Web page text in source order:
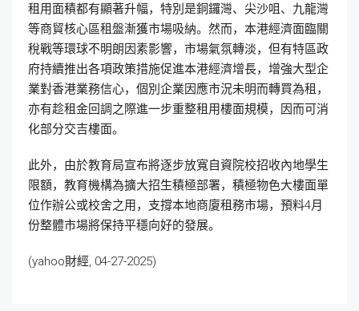
租用面積都有顯著升幅，特別是銅鑼灣、尖沙咀、九龍灣
等商貿核心區租盤漸獲市場吸納。然而，本港經濟面臨關
稅戰等環球不明朗因素影響，市場氣氛轉淡，但有特區政
府持續推出各項政策措施促進本港經濟增長，增強大型企
業對香港業務信心，個別企業因應市況未明而轉買為租，
亦有趁租金回調之際進一步重整租用樓面規模，因而可消
化部分交吉樓面。
此外，由於教育局宣布將逐步放寬自資院校招收內地學生
限額，教育機構為擴大招生積極部署，積極物色大樓面單
位作辦公或校舍之用，支撐本地商廈租務市場，預料4月
份整體市場將保持平穩向好的發展。
(yahoo財經, 04-27-2025)